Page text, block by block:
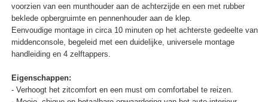
voorzien van een munthouder aan de achterzijde en een met rubber
beklede opbergruimte en pennenhouder aan de klep.
Eenvoudige montage in circa 10 minuten op het achterste gedeelte van
middenconsole, begeleid met een duidelijke, universele montage
handleiding en 4 zelftappers.
Eigenschappen:
- Verhoogt het zitcomfort en een must om comfortabel te reizen.